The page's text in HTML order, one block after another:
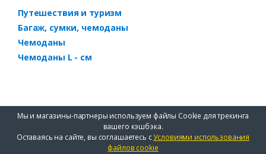
Путешествия и туризм
Багаж, сумки, чемоданы
Чемоданы
Чемоданы L - см
Мы и магазины-партнеры используем файлы Cookie для трекинга
вашего кэшбэка.
Оставаясь на сайте, вы соглашаетесь сУсловиями использования
файлов cookie